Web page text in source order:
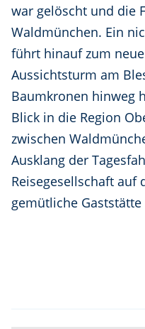
war gelöscht und die
Waldmünchen. Ein
führt hinauf zum
Aussichtsturm am
Baumkronen hinweg
Blick in die Region
zwischen
Ausklang der
Reisegesellschaft auf
gemütliche Gaststätte